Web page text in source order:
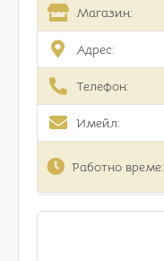
Магазин:
Адрес:
Телефон:
Имейл:
Работно време: